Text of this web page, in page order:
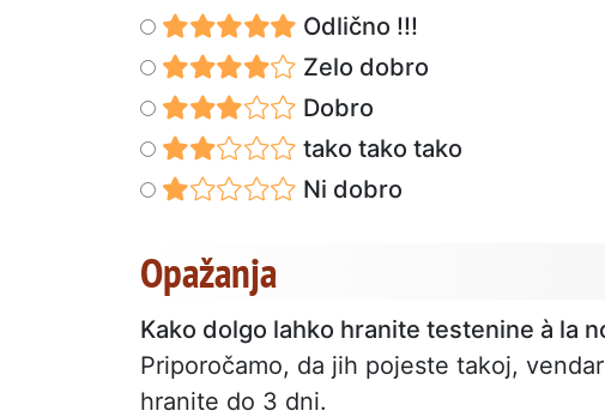
Odlično !!!
Zelo dobro
Dobro
tako tako tako
Ni dobro
Opažanja
Kako dolgo lahko hranite testenine à la
Priporočamo, da jih pojeste takoj,
hranite do 3 dni.